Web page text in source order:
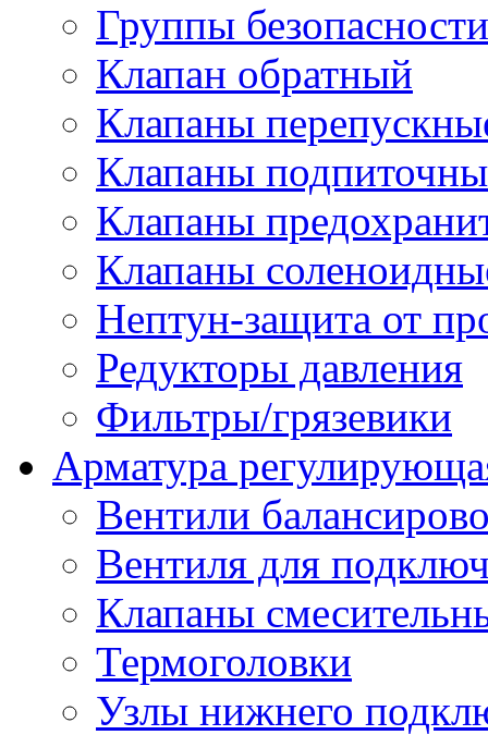
Группы безопасности
Клапан обратный
Клапаны
Клапаны
Клапаны
Клапаны
Нептун-защита от
Редукторы давления
Фильтры/грязевики
Арматура
Вентили
Вентиля для
Клапаны
Термоголовки
Узлы нижнего